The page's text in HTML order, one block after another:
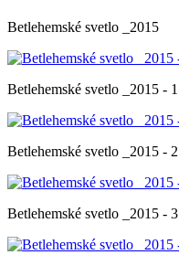
Betlehemské svetlo _2015
Betlehemské svetlo _2015 - 1
Betlehemské svetlo _2015 - 2
Betlehemské svetlo _2015 - 3